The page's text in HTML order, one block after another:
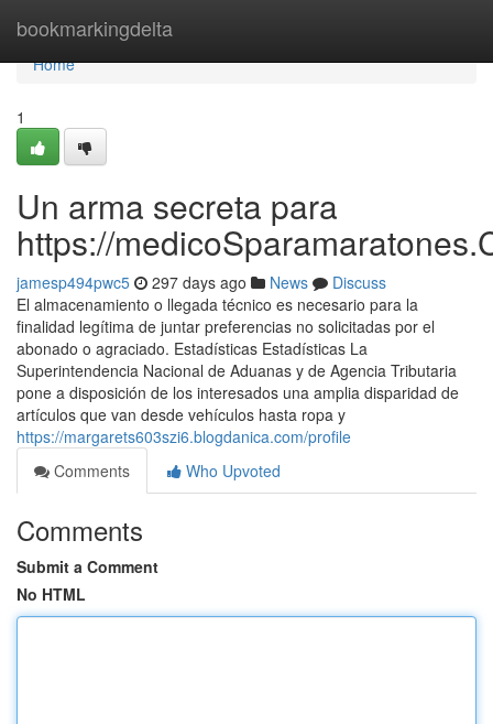
bookmarkingdelta
Home
Home
1
Un arma secreta para
https://
jamesp494pwc5 297 days ago News
Discuss
El almacenamiento o llegada técnico es necesario para la
finalidad legítima de juntar preferencias no solicitadas por el
abonado o agraciado. Estadísticas Estadísticas La
Superintendencia Nacional de Aduanas y de Agencia Tributaria
pone a disposición de los interesados una amplia disparidad de
artículos que van desde vehículos hasta ropa y
https://margarets603szi6.blogdanica.com/profile
Comments
Who Upvoted
Comments
Submit a Comment
No HTML